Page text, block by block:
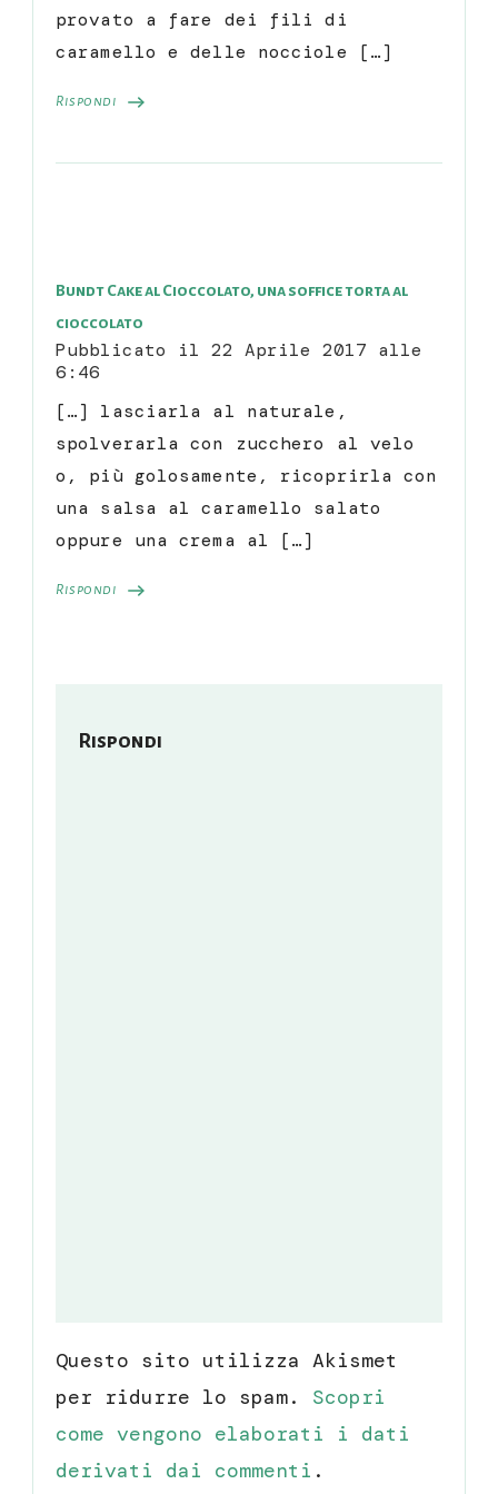
Rispondi
provato a fare dei fili di
caramello e delle nocciole […]
Bundt Cake al Cioccolato, una soffice torta al
cioccolato
Pubblicato il 22 Aprile 2017 alle
6:46
Rispondi
[…] lasciarla al naturale,
spolverarla con zucchero al velo
o, più golosamente, ricoprirla con
una salsa al caramello salato
oppure una crema al […]
Rispondi
Questo sito utilizza Akismet
per ridurre lo spam. Scopri
come vengono elaborati i dati
derivati dai commenti .